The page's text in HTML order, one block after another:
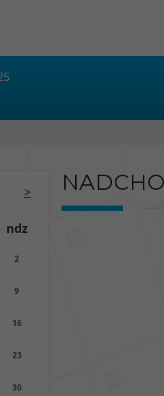
ndz
2
9
16
23
30
>